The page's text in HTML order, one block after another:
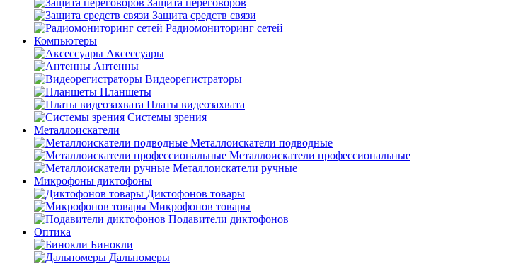
Защита переговоров
Защита средств связи
Радиомониторинг сетей
Компьютеры
Аксессуары
Антенны
Видеорегистраторы
Планшеты
Платы видеозахвата
Системы зрения
Металлоискатели
Металлоискатели подводные
Металлоискатели профессиональные
Металлоискатели ручные
Микрофоны диктофоны
Диктофонов товары
Микрофонов товары
Подавители диктофонов
Оптика
Бинокли
Дальномеры